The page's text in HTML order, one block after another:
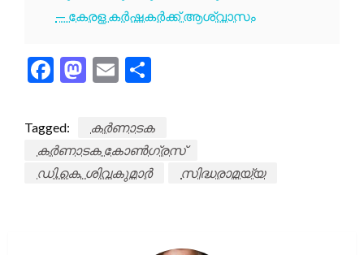
— കേരള കർഷകർക്ക് ആശ്വാസം
Facebook
Mastodon
Email
Tagged:
കർണാടക
കർണാടക കോൺഗ്രസ്
ഡി.കെ. ശിവകുമാർ
സിദ്ധരാമയ്യ